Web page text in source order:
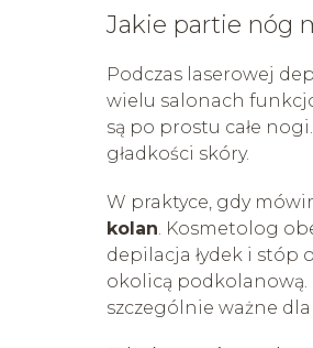
Jakie partie nóg
Podczas laserowej
wielu salonach
są po prostu całe
gładkości skóry.
W praktyce, gdy
kolan. Kosmetolog
depilacja łydek i stóp
okolicą podkolanową.
szczególnie ważne